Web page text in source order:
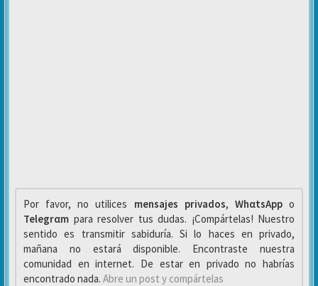
Por favor, no utilices mensajes privados, WhαtsAppo
Telegrαm para resolver tus dudas. ¡Compártelas! Nuestro
sentido es transmitir sabiduría. Si lo haces en privado,
mañana no estará disponible. Encontraste nuestra
comunidad en internet. De estar en privado no habrías
encontrado nada. Abre un post y compártelas